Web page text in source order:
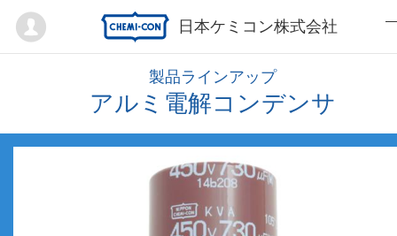
日本ケミコン株式会社
Mypage
製品ラインアップ
アルミ電解コンデンサ